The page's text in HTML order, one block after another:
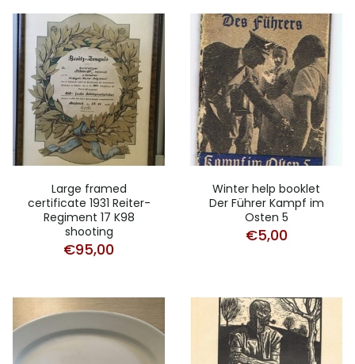
Large framed
certificate 1931 Reiter-
Regiment 17 K98
shooting
€95,00
Winter help booklet
Der Führer Kampf im
Osten 5
€5,00